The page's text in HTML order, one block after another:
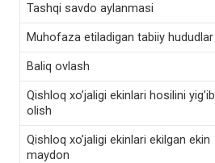
Tashqi savdo aylanmasi
Muhofaza etiladigan tabiiy hududlar
Baliq ovlash
Qishloq xo’jaligi ekinlari hosilini yig’ib
olish
Qishloq xo’jaligi ekinlari ekilgan ekin
maydon